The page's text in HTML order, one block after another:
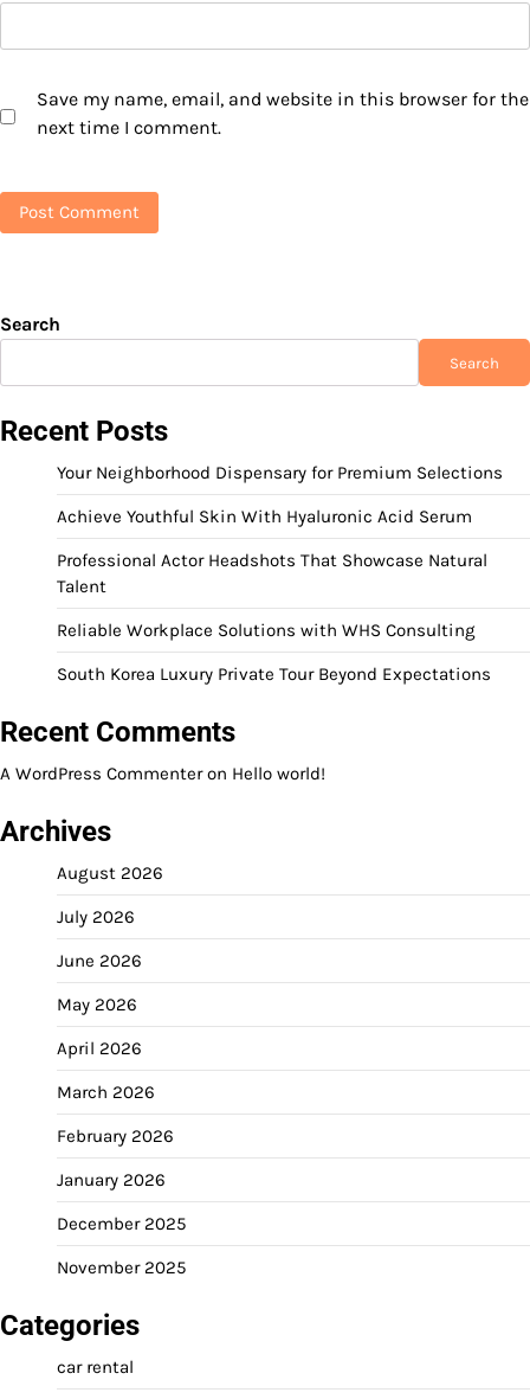
Save my name, email, and website in this browser for the
next time I comment.
Search
Search
Recent Posts
Your Neighborhood Dispensary for Premium Selections
Achieve Youthful Skin With Hyaluronic Acid Serum
Professional Actor Headshots That Showcase Natural
Talent
Reliable Workplace Solutions with WHS Consulting
South Korea Luxury Private Tour Beyond Expectations
Recent Comments
A WordPress Commenteron Hello world!
Archives
August 2026
July 2026
June 2026
May 2026
April 2026
March 2026
February 2026
January 2026
December 2025
November 2025
Categories
car rental